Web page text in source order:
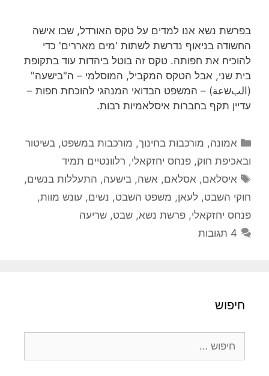
בפרשת נשא אנו למדים על טקס האורדל, שבו אישה
החשודה בניאוף נדרשת לשתות 'מים מאררים' כדי
להוכיח את חפותה. טקס זה בוטל ביהדות עוד בתקופת
בית שני, אבל הטקס המקביל, המוסלמי – ה"בישעה"
(البשعة) – המשפט הבדואי המנהגי להוכחת חפות –
עדיין תקף בחברות איסלאמיות רבות.
קטגוריות
אמונה, מורכבות בחינוך, מורכבות במשפט, בשיטור
ובאכיפת חוק, פנחס יחזקאלי, רלוונטיים תמיד
תגיות
איסלאם, אסלאם, אשה,בישעה, התעללות בנשים,
חוקי השבט, לעאן, משפט השבט, נשים, עונש מוות,
פנחס יחזקאלי, פרשת נשא, שבט, שריעה
4 תגובות
חיפוש